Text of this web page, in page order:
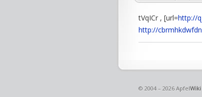
tVqICr , [url=http://
http://
© 2004 – 2026 ApfelWiki